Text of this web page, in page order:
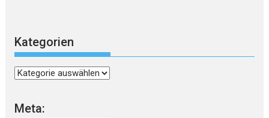
Kategorien
Kategorien
Meta: